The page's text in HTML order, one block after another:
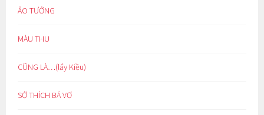
ẢO TƯỞNG
MÀU THU
CŨNG LÀ…(lẩy Kiều)
SỞ THÍCH BÁ VƠ